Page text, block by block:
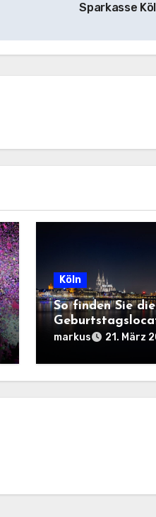
Sparkasse
Köln
So finden Sie
Köln
markus 21. März